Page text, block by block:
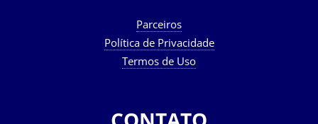
Parceiros
Política de Privacidade
Termos de Uso